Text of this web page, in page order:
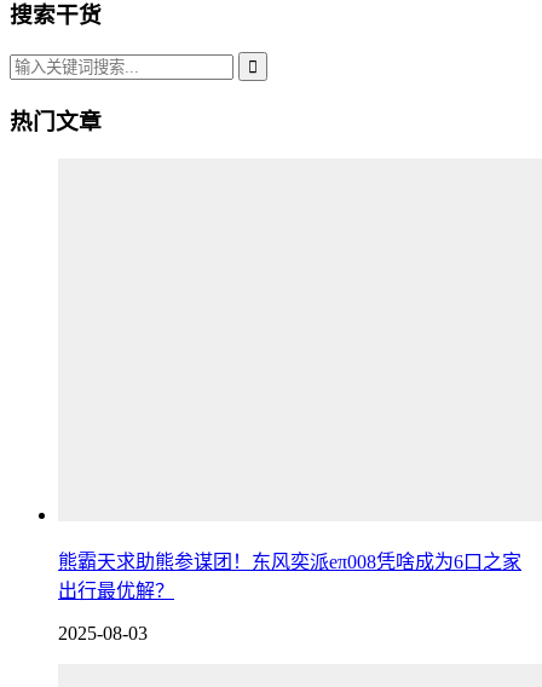
搜索干货
热门文章
熊霸天求助熊参谋团！东风奕派eπ008凭啥成为6口之家
出行最优解？
2025-08-03